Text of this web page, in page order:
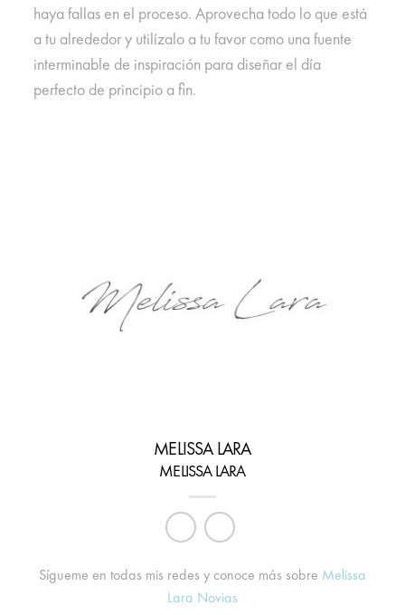
haya fallas en el proceso. Aprovecha todo lo que está
a tu alrededor y utilízalo a tu favor como una fuente
interminable de inspiración para diseñar el día
perfecto de principio a fin.
MELISSA LARA
MELISSA LARA
Sígueme en todas mis redes y conoce más sobre Melissa
Lara Novias